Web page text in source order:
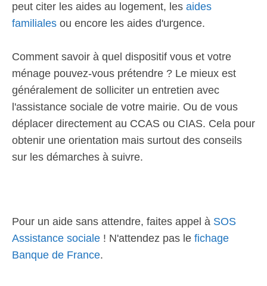
peut citer les aides au logement, les aides
familiales ou encore les aides d'urgence.
Comment savoir à quel dispositif vous et votre
ménage pouvez-vous prétendre ? Le mieux est
généralement de solliciter un entretien avec
l'assistance sociale de votre mairie. Ou de vous
déplacer directement au CCAS ou CIAS. Cela pour
obtenir une orientation mais surtout des conseils
sur les démarches à suivre.
Pour un aide sans attendre, faites appel à SOS
Assistance sociale ! N'attendez pas le fichage
Banque de France.